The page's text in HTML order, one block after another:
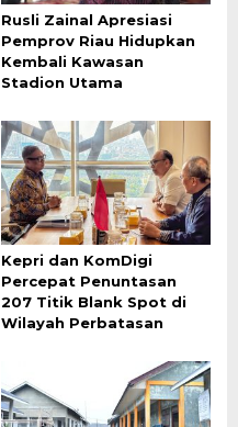
Rusli Zainal Apresiasi
Pemprov Riau Hidupkan
Kembali Kawasan
Stadion Utama
Kepri dan KomDigi
Percepat Penuntasan
207 Titik Blank Spot di
Wilayah Perbatasan